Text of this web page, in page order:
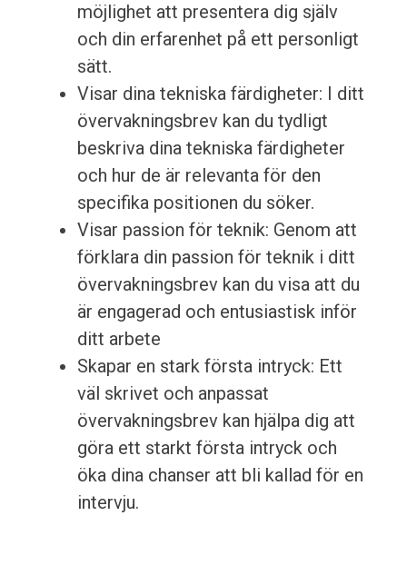
möjlighet att presentera dig själv
och din erfarenhet på ett personligt
sätt.
Visar dina tekniska färdigheter: I ditt
övervakningsbrev kan du tydligt
beskriva dina tekniska färdigheter
och hur de är relevanta för den
specifika positionen du söker.
Visar passion för teknik: Genom att
förklara din passion för teknik i ditt
övervakningsbrev kan du visa att du
är engagerad och entusiastisk inför
ditt arbete
Skapar en stark första intryck: Ett
väl skrivet och anpassat
övervakningsbrev kan hjälpa dig att
göra ett starkt första intryck och
öka dina chanser att bli kallad för en
intervju.